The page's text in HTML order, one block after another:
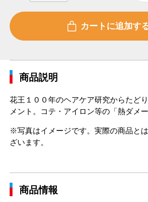
商品説明
花王１００年のヘアケア研究からたど
メント。コテ・アイロン等の「熱ダメー
※写真はイメージです。実際の商品と
ざいます。
商品情報